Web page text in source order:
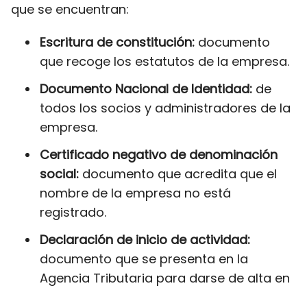
que se encuentran:
Escritura de constitución: documento
que recoge los estatutos de la empresa.
Documento Nacional de Identidad: de
todos los socios y administradores de la
empresa.
Certificado negativo de denominación
social: documento que acredita que el
nombre de la empresa no está
registrado.
Declaración de inicio de actividad:
documento que se presenta en la
Agencia Tributaria para darse de alta en